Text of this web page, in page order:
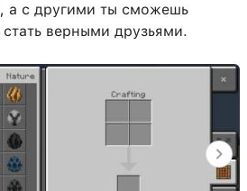
а с другими ты сможешь
верными друзьями.